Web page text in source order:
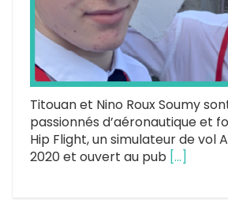
Titouan et Nino Roux Soumy
passionnés d’aéronautique et
Hip Flight, un simulateur de vol
2020 et ouvert au pub […]